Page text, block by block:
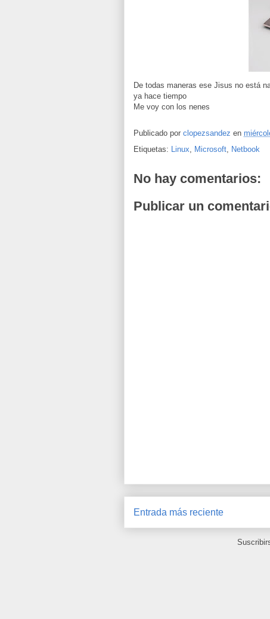
De todas maneras ese Jisus no está
ya hace tiempo
Me voy con los nenes
Publicado por clopezsandez en
Etiquetas: Linux, Microsoft, Netbook
No hay comentarios:
Publicar un
Entrada más reciente